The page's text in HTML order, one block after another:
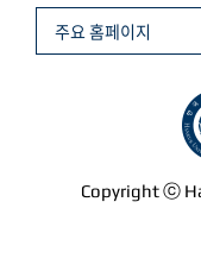
Copyright ⓒ
주요 홈페이지